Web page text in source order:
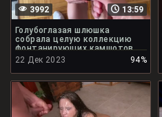
13:59
3992
Голубоглазая шлюшка
собрала целую коллекцию
фонтанирующих камшотов
22 Дек 2023
94%